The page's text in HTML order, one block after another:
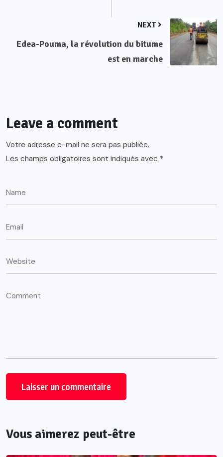
NEXT
Edea-Pouma, la révolution du bitume
est en marche
Leave a comment
Votre adresse e-mail ne sera pas publiée.
Les champs obligatoires sont indiqués avec *
Vous aimerez peut-être